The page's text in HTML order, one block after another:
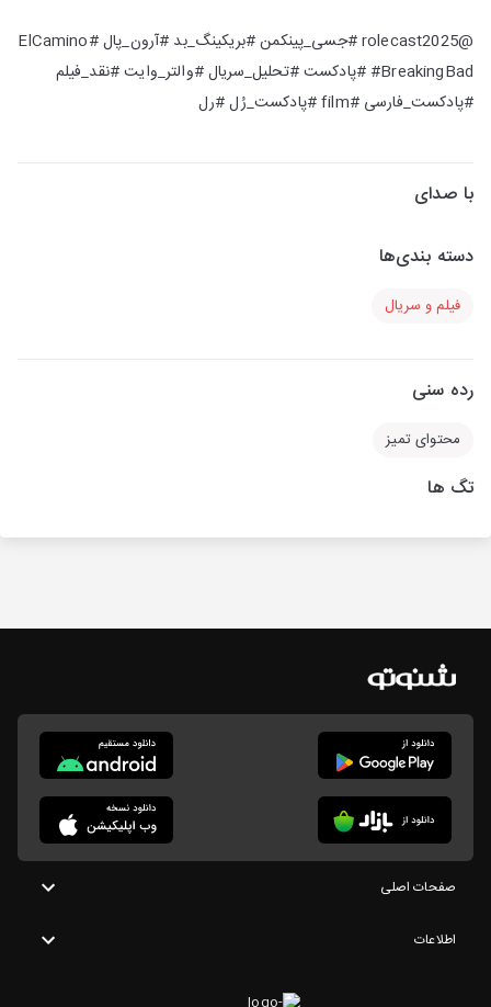
@rolecast2025 #جسی_پینکمن #بریکینگ_بد #آرون_پال #ElCamino
#BreakingBad #پادکست #تحلیل_سریال #والتر_وایت #نقد_فیلم
#پادکست_فارسی #film #پادکست_رُل #رل
با صدای
دسته بندی‌ها
فیلم و سریال
رده سنی
محتوای تمیز
تگ ها
صفحات اصلی
اطلاعات